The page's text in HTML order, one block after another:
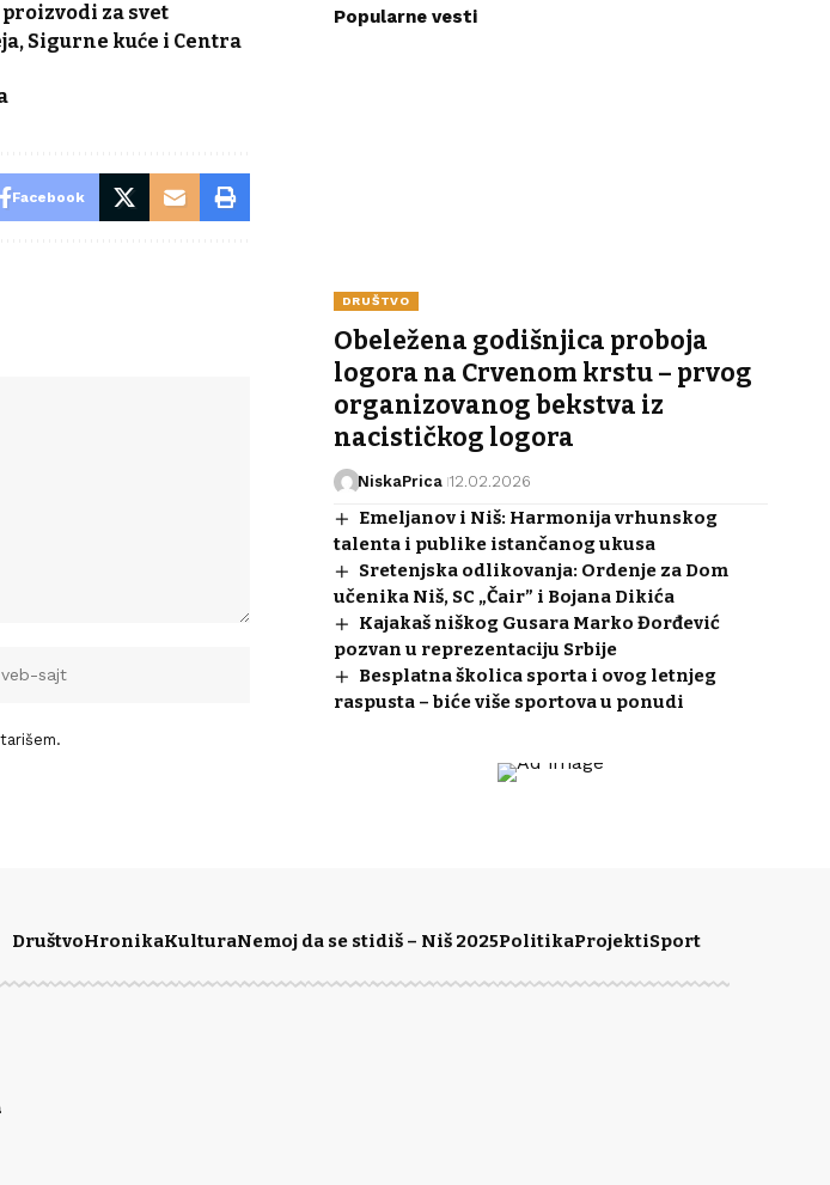
proizvodi za svet
Sigurne kuće i Centra
Facebook
Popularne vesti
DRUŠTVO
Obeležena godišnjica proboja
logora na Crvenom krstu – prvog
organizovanog bekstva iz
nacističkog logora
NiskaPrica 12.02.2026
Emeljanov i Niš: Harmonija vrhunskog
talenta i publike istančanog ukusa
Sretenjska odlikovanja: Ordenje za Dom
učenika Niš, SC „Čair” i Bojana Dikića
Kajakaš niškog Gusara Marko Đorđević
pozvan u reprezentaciju Srbije
Besplatna školica sporta i ovog letnjeg
raspusta – biće više sportova u ponudi
DruštvoHronikaKulturaNemoj da se stidiš – Niš 2025PolitikaProjektiSport